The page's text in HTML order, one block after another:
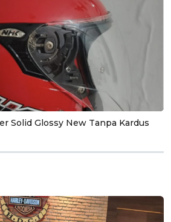
Solid Glossy New Tanpa Kardus